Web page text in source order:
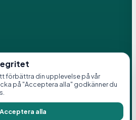
förbättra din upplevelse på vår
på "Acceptera alla" godkänner du
Acceptera alla
21 Hedemora